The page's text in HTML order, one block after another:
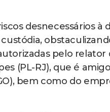
desnecessários
pelo
(PL-RJ), que é
bem como do